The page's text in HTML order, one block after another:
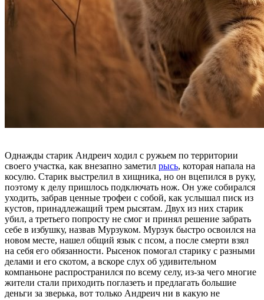
Однажды старик Андреич ходил с ружьем по территории
своего участка, как внезапно заметил рысь, которая напала на
косулю. Старик выстрелил в хищника, но он вцепился в руку,
поэтому к делу пришлось подключать нож. Он уже собирался
уходить, забрав ценные трофеи с собой, как услышал писк из
кустов, принадлежащий трем рысятам. Двух из них старик
убил, а третьего попросту не смог и принял решение забрать
себе в избушку, назвав Мурзуком. Мурзук быстро освоился на
новом месте, нашел общий язык с псом, а после смерти взял
на себя его обязанности. Рысенок помогал старику с разными
делами и его скотом, а вскоре слух об удивительном
компаньоне распространился по всему селу, из-за чего многие
жители стали приходить поглазеть и предлагать большие
деньги за зверька, вот только Андреич ни в какую не